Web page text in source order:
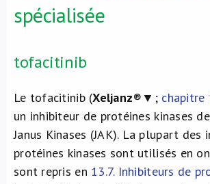
spécialisée
tofacitinib
Le tofacitinib (Xeljanz®▼; chapitre
un inhibiteur de protéines kinases
Janus Kinases (JAK). La plupart des
protéines kinases sont utilisés en
sont repris en 13.7. Inhibiteurs de